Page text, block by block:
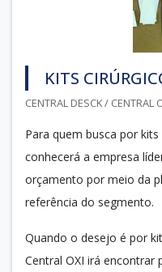
KITS
CENTRAL DESCK /
Para quem busca por
conhecerá a empresa
orçamento por meio da
referência do segmento.
Quando o desejo é por
Central OXI irá encontrar